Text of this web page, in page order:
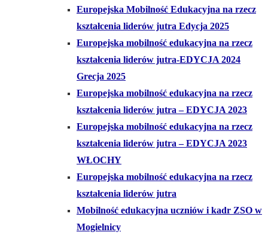
Europejska Mobilność Edukacyjna na rzecz
kształcenia liderów jutra Edycja 2025
Europejska mobilność edukacyjna na rzecz
kształcenia liderów jutra-EDYCJA 2024
Grecja 2025
Europejska mobilność edukacyjna na rzecz
kształcenia liderów jutra – EDYCJA 2023
Europejska mobilność edukacyjna na rzecz
kształcenia liderów jutra – EDYCJA 2023
WŁOCHY
Europejska mobilność edukacyjna na rzecz
kształcenia liderów jutra
Mobilność edukacyjna uczniów i kadr ZSO w
Mogielnicy